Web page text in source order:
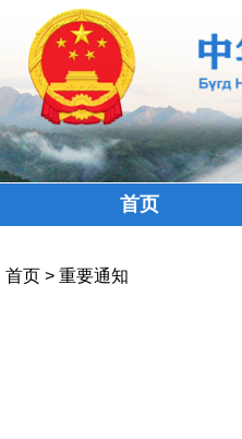
首页
首页 > 重要通知